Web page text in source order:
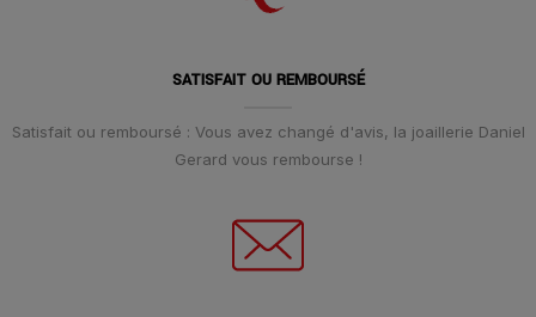
SATISFAIT OU REMBOURSÉ
Satisfait ou remboursé : Vous avez changé d'avis, la joaillerie Daniel
Gerard vous rembourse !